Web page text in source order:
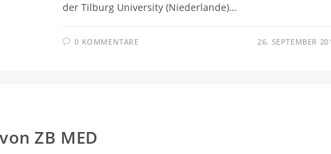
der Tilburg University (Niederlande)…
0 KOMMENTARE 26. SEPTEMBER
ZB MED